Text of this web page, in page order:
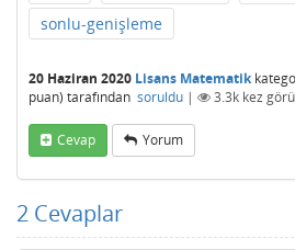
sonlu-genişleme
20 Haziran 2020 Lisans Matematik
puan) tarafından soruldu | 3.3k kez
Cevap Yorum
2 Cevaplar